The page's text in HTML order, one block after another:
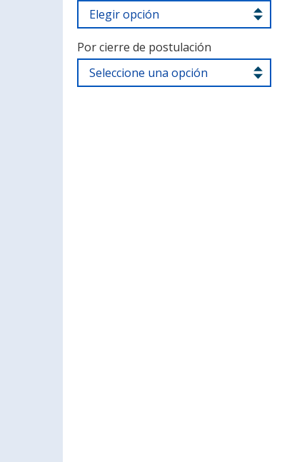
Por cierre de postulación